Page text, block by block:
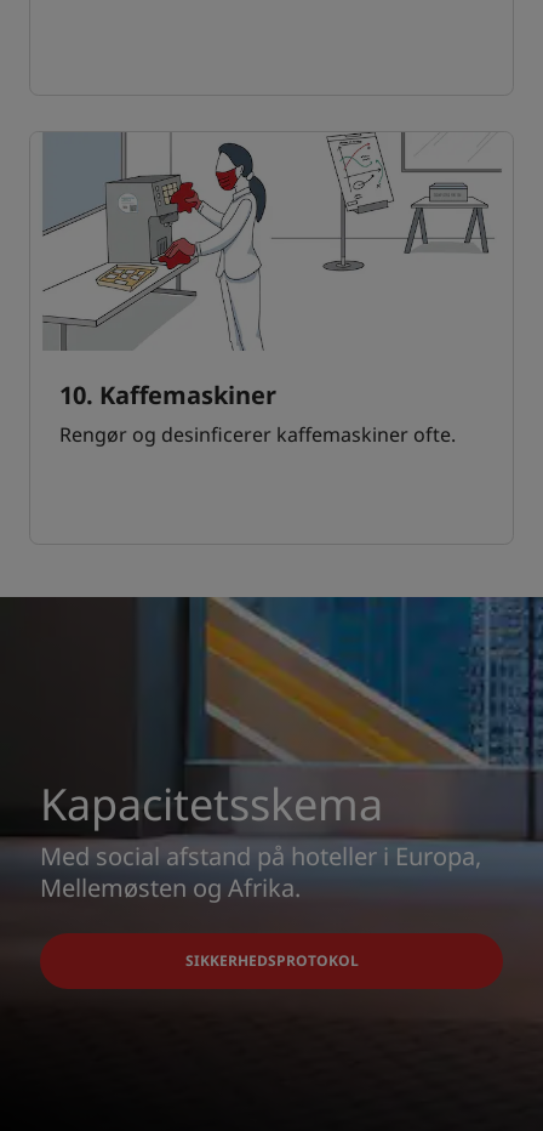
10. Kaffemaskiner
Rengør og desinficerer kaffemaskiner ofte.
Kapacitetsskema
Med social afstand på hoteller i Europa,
Mellemøsten og Afrika.
SIKKERHEDSPROTOKOL